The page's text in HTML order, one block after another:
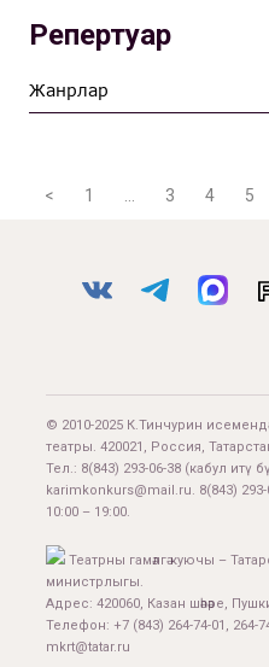
Репертуар
< 1 3 4 5
© 2010-2025 К.Тинчурин
театры. 420021, Россия,
Тел.: 8(843) 293-06-38 (кабул итү
karimkonkurs@mail.ru. 8(843)
10:00 – 19:00.
Театрны гамәлгә куючы –
министрлыгы.
Адрес: 420060, Казан шәһәре,
Телефон: +7 (843) 264-74-01, 264-
mkrt@tatar.ru